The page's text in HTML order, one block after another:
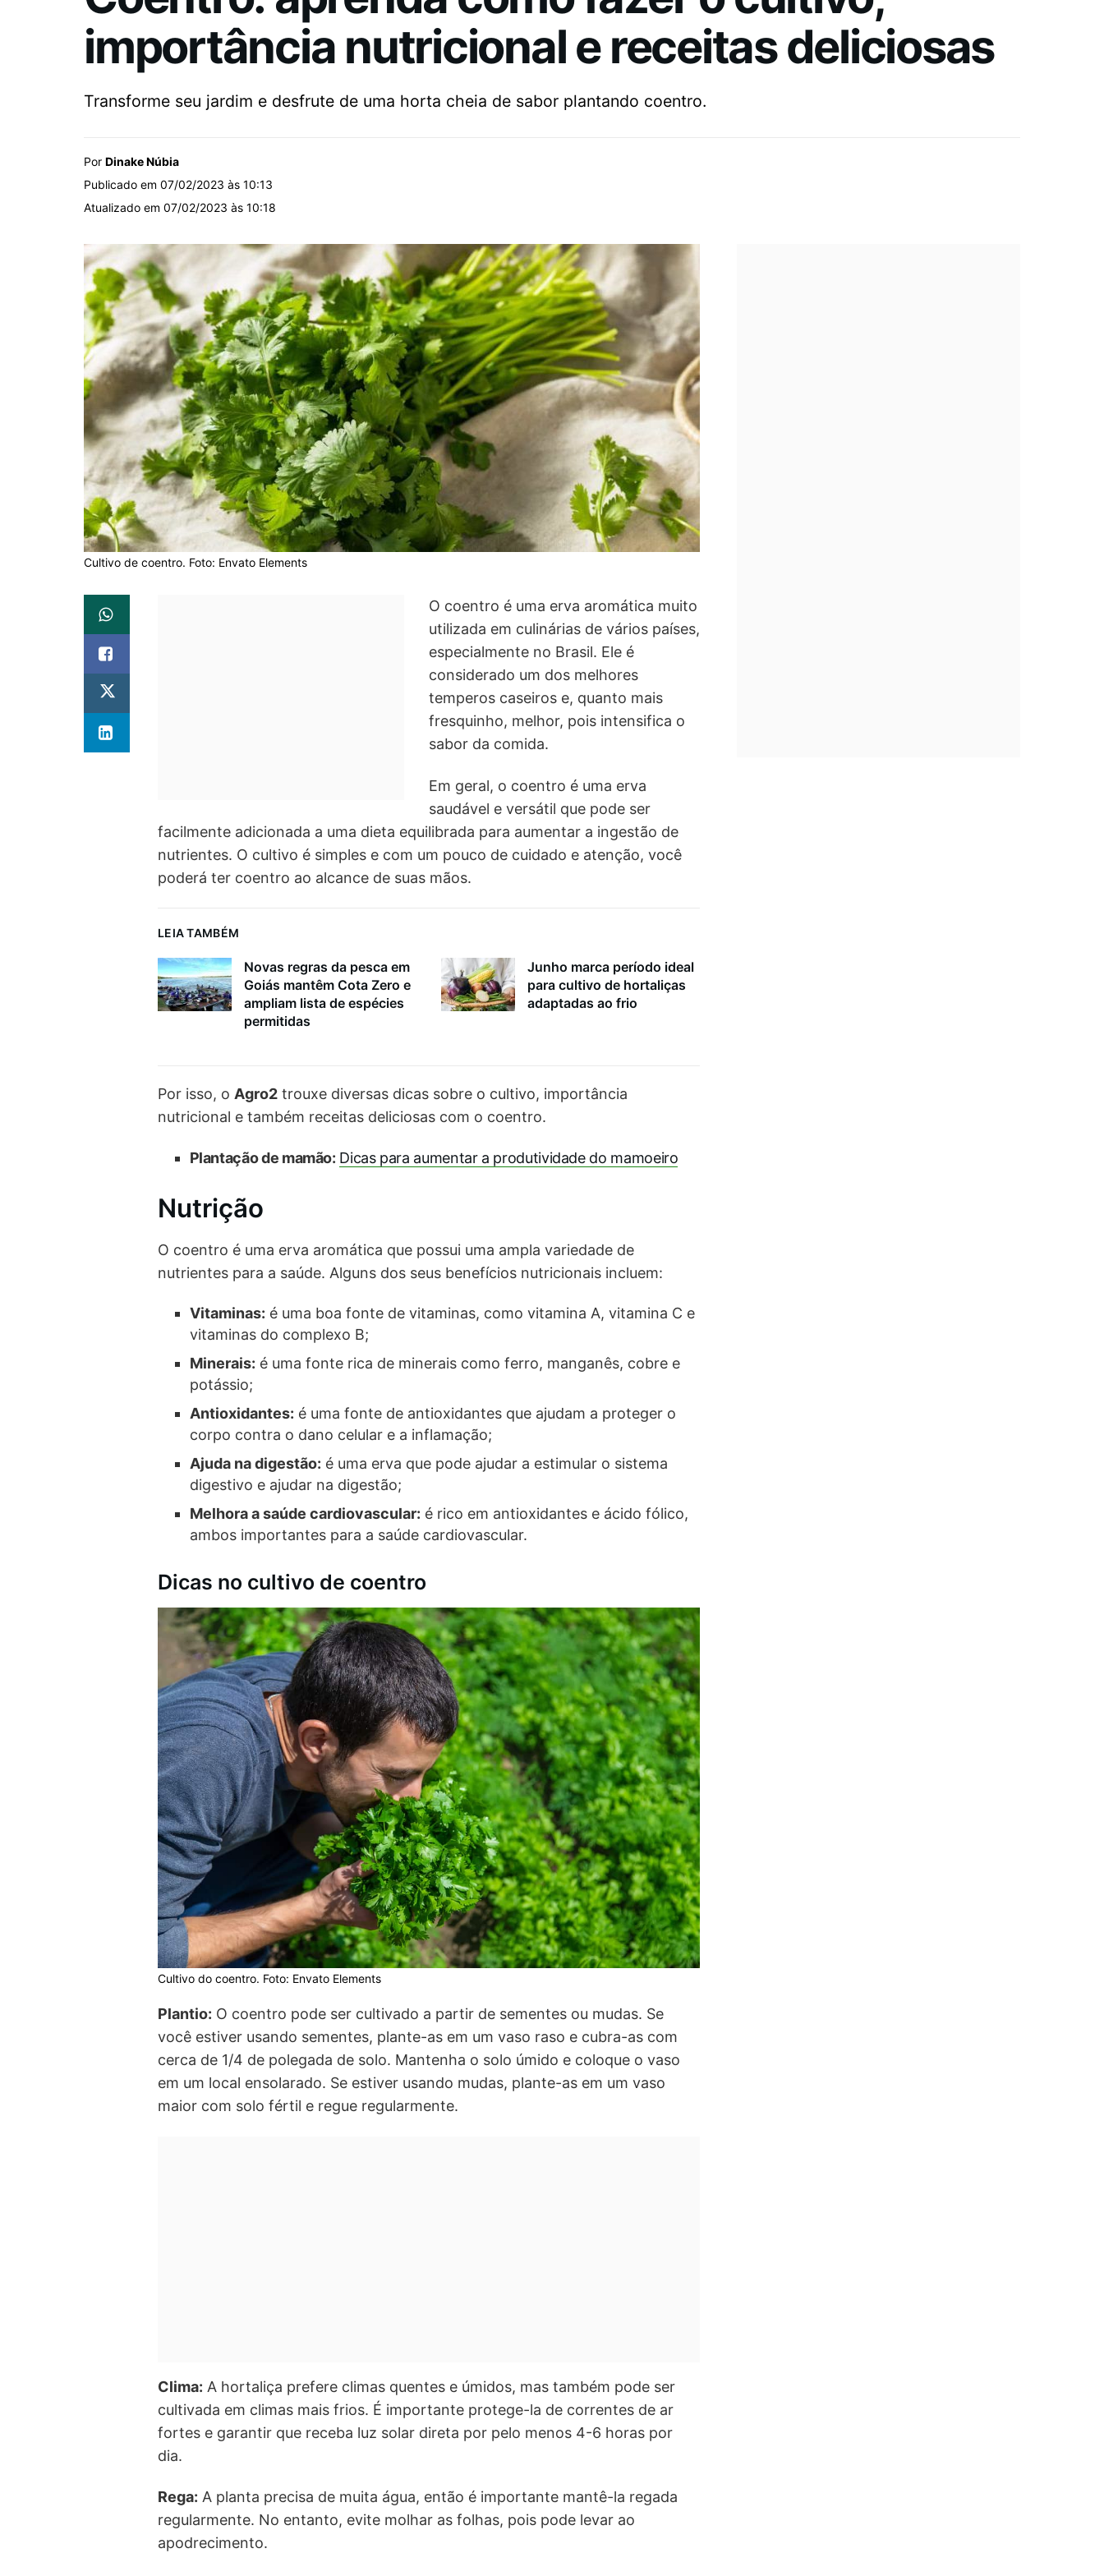
importância nutricional e receitas deliciosas
Transforme seu jardim e desfrute de uma horta cheia de sabor plantando coentro.
Por Dinake Núbia
Publicado em 07/02/2023 às 10:13
Atualizado em 07/02/2023 às 10:18
Cultivo de coentro. Foto: Envato Elements
O coentro é uma erva aromática muito
utilizada em culinárias de vários países,
especialmente no Brasil. Ele é
considerado um dos melhores
temperos caseiros e, quanto mais
fresquinho, melhor, pois intensifica o
sabor da comida.
Em geral, o coentro é uma erva
saudável e versátil que pode ser
facilmente adicionada a uma dieta equilibrada para aumentar a ingestão de
nutrientes. O cultivo é simples e com um pouco de cuidado e atenção, você
poderá ter coentro ao alcance de suas mãos.
LEIA TAMBÉM
Novas regras da pesca em
Goiás mantêm Cota Zero e
ampliam lista de espécies
permitidas
Junho marca período ideal
para cultivo de hortaliças
adaptadas ao frio
Por isso, o Agro2 trouxe diversas dicas sobre o cultivo, importância
nutricional e também receitas deliciosas com o coentro.
Plantação de mamão: Dicas para aumentar a produtividade do mamoeiro
Nutrição
O coentro é uma erva aromática que possui uma ampla variedade de
nutrientes para a saúde. Alguns dos seus benefícios nutricionais incluem:
Vitaminas: é uma boa fonte de vitaminas, como vitamina A, vitamina C e
vitaminas do complexo B;
Minerais: é uma fonte rica de minerais como ferro, manganês, cobre e
potássio;
Antioxidantes: é uma fonte de antioxidantes que ajudam a proteger o
corpo contra o dano celular e a inflamação;
Ajuda na digestão: é uma erva que pode ajudar a estimular o sistema
digestivo e ajudar na digestão;
Melhora a saúde cardiovascular: é rico em antioxidantes e ácido fólico,
ambos importantes para a saúde cardiovascular.
Dicas no cultivo de coentro
Cultivo do coentro. Foto: Envato Elements
Plantio: O coentro pode ser cultivado a partir de sementes ou mudas. Se
você estiver usando sementes, plante-as em um vaso raso e cubra-as com
cerca de 1/4 de polegada de solo. Mantenha o solo úmido e coloque o vaso
em um local ensolarado. Se estiver usando mudas, plante-as em um vaso
maior com solo fértil e regue regularmente.
Clima: A hortaliça prefere climas quentes e úmidos, mas também pode ser
cultivada em climas mais frios. É importante protege-la de correntes de ar
fortes e garantir que receba luz solar direta por pelo menos 4-6 horas por
dia.
Rega: A planta precisa de muita água, então é importante mantê-la regada
regularmente. No entanto, evite molhar as folhas, pois pode levar ao
apodrecimento.